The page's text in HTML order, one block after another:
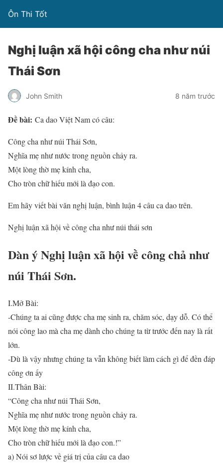
Ôn Thi Tốt
Nghị luận xã hội công cha như núi
Thái Sơn
John Smith 8 năm trước
Đề bài: Ca dao Việt Nam có câu:
Công cha như núi Thái Sơn,
Nghĩa mẹ như nước trong nguồn chảy ra.
Một lòng thờ mẹ kính cha,
Cho tròn chữ hiếu mới là đạo con.
Em hãy viết bài văn nghị luận, bình luận 4 câu ca dao trên.
Nghị luận xã hội về công cha như núi thái sơn
Dàn ý Nghị luận xã hội về công chả như
núi Thái Sơn.
I.Mở Bài:
-Chúng ta ai cũng được cha mẹ sinh ra, chăm sóc, dạy dỗ. Có thể
nói công lao mà cha mẹ dành cho chúng ta từ trước đến nay là rất
lớn.
-Dù là vậy nhưng chúng ta vẫn không biết làm cách gì để đền đáp
công ơn ấy
II.Thân Bài:
“Công cha như núi Thái Sơn,
Nghĩa mẹ như nước trong nguồn chảy ra.
Một lòng thờ mẹ kính cha,
Cho tròn chữ hiếu mới là đạo con.!”
a) Nói sơ lược về giá trị của câu ca dao